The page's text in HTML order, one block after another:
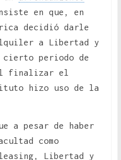
en que, en
decidió darle
a Libertad y
periodo de
finalizar el
hizo uso de la
a pesar de haber
como
Libertad y